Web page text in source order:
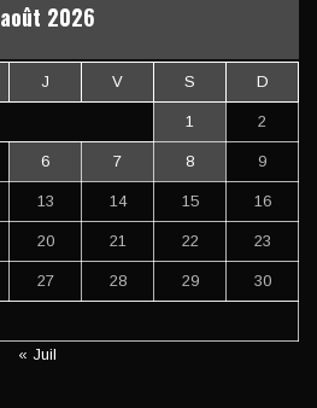
août 2026
J V S D
1 2
6 7 8 9
13 14 15 16
20 21 22 23
27 28 29 30
« Juil